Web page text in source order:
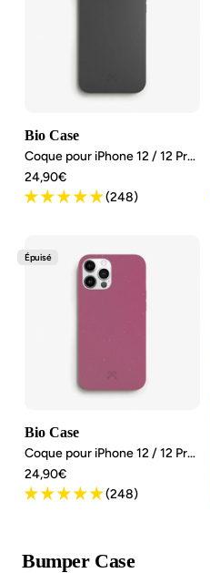
Bio Case
Coque pour iPhone 12 / 12 Pro Durable
Angebotspreis
24,90€
(248)
Épuisé
Bio Case
Coque pour iPhone 12 / 12 Pro Durable
Angebotspreis
24,90€
(248)
Bumper Case